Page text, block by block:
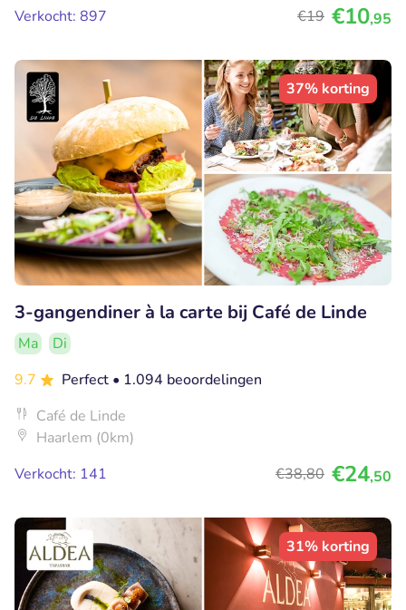
Verkocht: 897
€19 €10,95
37% korting
3-gangendiner à la carte bij Café de Linde
Ma
Di
9.7
Perfect • 1.094 beoordelingen
Café de Linde
Haarlem (0km)
Verkocht: 141
€38,80 €24,50
31% korting